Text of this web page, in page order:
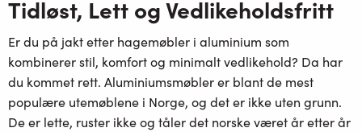
Tidløst, Lett og Vedlikeholdsfritt
Er du på jakt etter hagemøbler i aluminium som
kombinerer stil, komfort og minimalt vedlikehold? Da har
du kommet rett. Aluminiumsmøbler er blant de mest
populære utemøblene i Norge, og det er ikke uten grunn.
De er lette, ruster ikke og tåler det norske været år etter år